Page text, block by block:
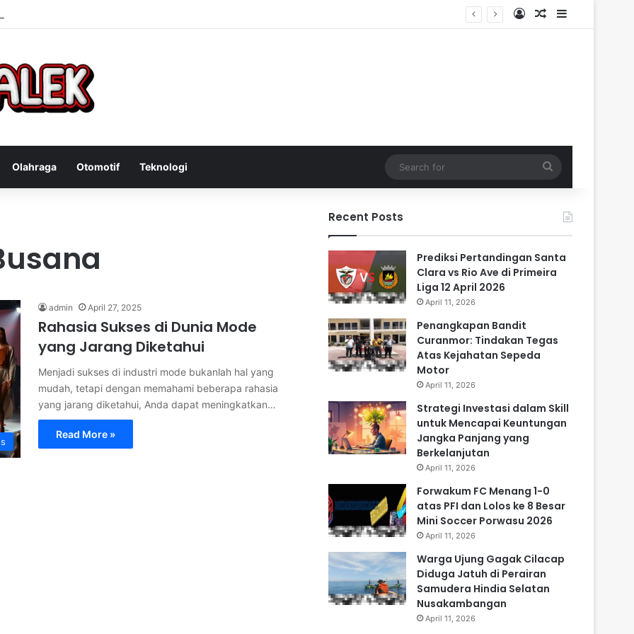
Log InRandom Article
Sidebar
Olahraga Otomotif Teknologi
for
admin April 27, 2025
Rahasia Sukses di Dunia Mode
yang Jarang Diketahui
Menjadi sukses di industri mode bukanlah hal yang
mudah, tetapi dengan memahami beberapa rahasia
yang jarang diketahui, Anda dapat meningkatkan…
Read More »
Recent Posts
Prediksi Pertandingan Santa
Clara vs Rio Ave di Primeira
Liga 12 April 2026
April 11, 2026
Penangkapan Bandit
Curanmor: Tindakan Tegas
Atas Kejahatan Sepeda
Motor
April 11, 2026
Strategi Investasi dalam Skill
untuk Mencapai Keuntungan
Jangka Panjang yang
Berkelanjutan
April 11, 2026
Forwakum FC Menang 1-0
atas PFI dan Lolos ke 8 Besar
Mini Soccer Porwasu 2026
April 11, 2026
Warga Ujung Gagak Cilacap
Diduga Jatuh di Perairan
Samudera Hindia Selatan
Nusakambangan
April 11, 2026